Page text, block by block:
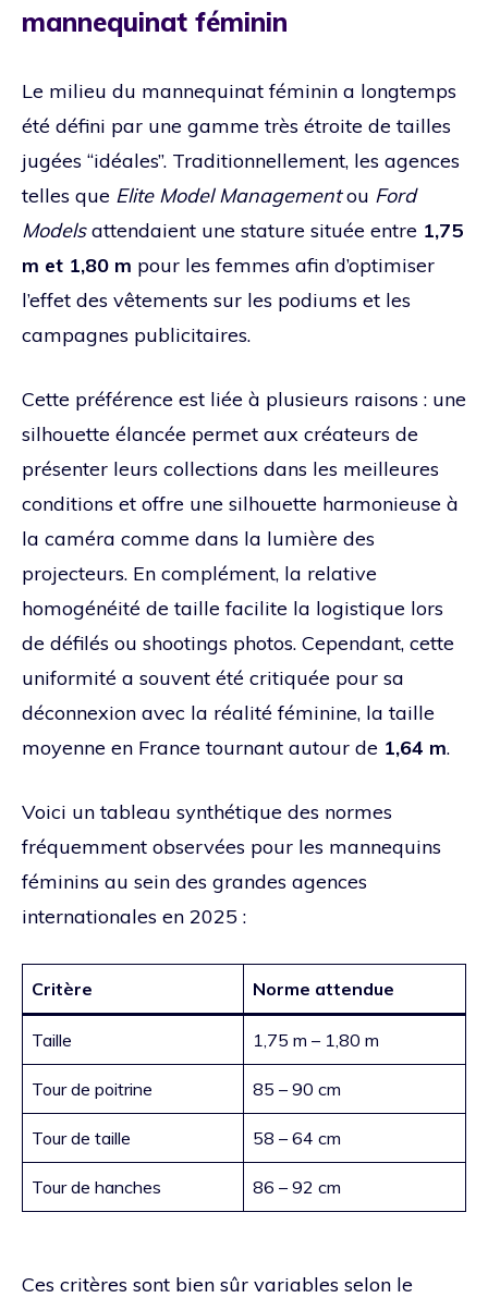
mannequinat féminin
Le milieu du mannequinat féminin a longtemps
été défini par une gamme très étroite de tailles
jugées “idéales”. Traditionnellement, les agences
telles que Elite Model Managementou Ford
Modelsattendaient une stature située entre 1,75
m et 1,80 m pour les femmes afin d’optimiser
l’effet des vêtements sur les podiums et les
campagnes publicitaires.
Cette préférence est liée à plusieurs raisons : une
silhouette élancée permet aux créateurs de
présenter leurs collections dans les meilleures
conditions et offre une silhouette harmonieuse à
la caméra comme dans la lumière des
projecteurs. En complément, la relative
homogénéité de taille facilite la logistique lors
de défilés ou shootings photos. Cependant, cette
uniformité a souvent été critiquée pour sa
déconnexion avec la réalité féminine, la taille
moyenne en France tournant autour de 1,64 m.
Voici un tableau synthétique des normes
fréquemment observées pour les mannequins
féminins au sein des grandes agences
internationales en 2025 :
Critère Norme attendue
Taille 1,75 m – 1,80 m
Tour de poitrine 85 – 90 cm
Tour de taille 58 – 64 cm
Tour de hanches 86 – 92 cm
Ces critères sont bien sûr variables selon le